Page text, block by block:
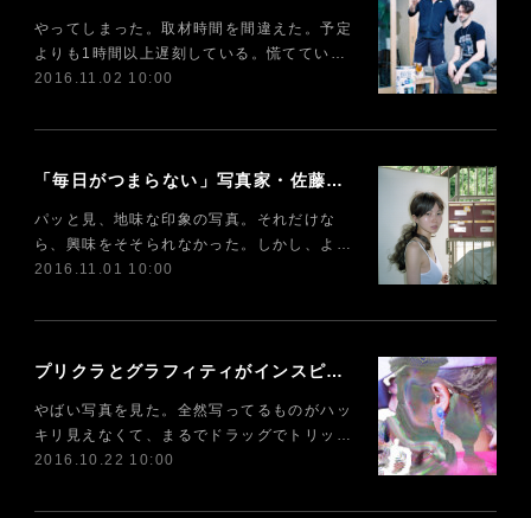
やってしまった。取材時間を間違えた。予定
よりも1時間以上遅刻している。慌ててい…
2016.11.02 10:00
「毎日がつまらない」写真家・佐藤麻優子の半歩ズレたユーモア
パッと見、地味な印象の写真。それだけな
ら、興味をそそられなかった。しかし、よ…
2016.11.01 10:00
プリクラとグラフィティがインスピレーション? 写真を遊び尽くす小林健太
やばい写真を見た。全然写ってるものがハッ
キリ見えなくて、まるでドラッグでトリッ…
2016.10.22 10:00